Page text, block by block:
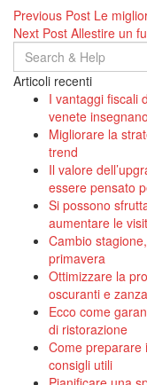
articoli
Previous Post Le
Next Post Allestire un
Search
for:
Articoli recenti
I vantaggi fiscali
venete insegnano
Migliorare la
trend
Il valore
essere pensato
Si possono
aumentare le
Cambio
primavera
Ottimizzare la
oscuranti e
Ecco come
di ristorazione
Come preparare
consigli utili